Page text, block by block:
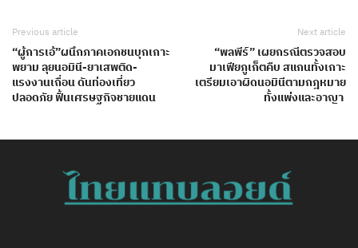
Previous article
“ผู้การเอ้”ผนึกภาคเอกชนบุกเกาะ
พยาม ลุยนอมินี-ยาเสพติด-
แรงงานเถื่อน ดันท่องเที่ยว
ปลอดภัย ฟื้นเศรษฐกิจชายแดน
Next article
“พลพีร์” เผยกรณีตรวจสอบ
มาเฟียภูเก็ตคืบ สแกนทั้งเกาะ
เตรียมเอาผิดนอมินีตามกฎหมาย
ทั้งแพ่งและอาญา